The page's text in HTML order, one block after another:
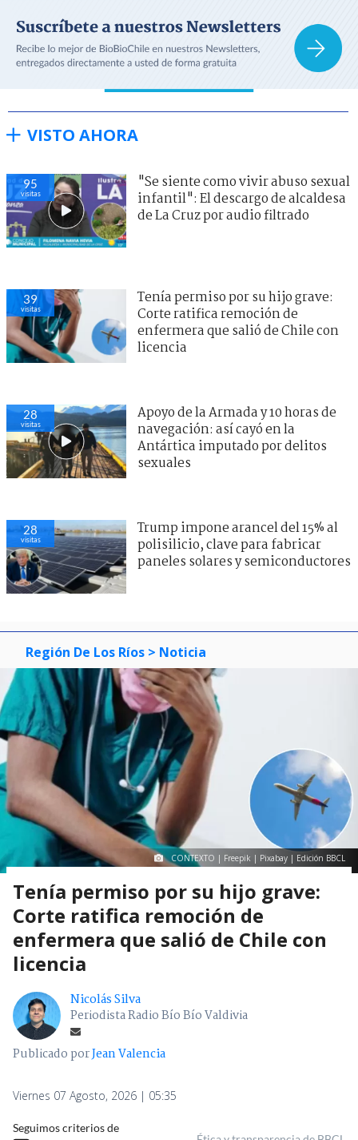
VISTO AHORA
95
visitas
"Se siente como vivir abuso sexual
infantil": El descargo de alcaldesa
de La Cruz por audio filtrado
39
visitas
Tenía permiso por su hijo grave:
Corte ratifica remoción de
enfermera que salió de Chile con
licencia
28
visitas
Apoyo de la Armada y 10 horas de
navegación: así cayó en la
Antártica imputado por delitos
sexuales
28
visitas
Trump impone arancel del 15% al
polisilicio, clave para fabricar
paneles solares y semiconductores
Región De Los Ríos > Noticia
CONTEXTO | Freepik | Pixabay | Edición BBCL
Tenía permiso por su hijo grave:
Corte ratifica remoción de
enfermera que salió de Chile con
licencia
Nicolás Silva
Periodista Radio Bío Bío Valdivia
Publicado porJean Valencia
Viernes 07 Agosto, 2026 | 05:35
Seguimos criterios de